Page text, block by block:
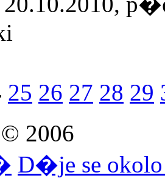
25 26 27 28 29
2006
D�je se